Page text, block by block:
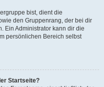
bist, dient die
den Gruppenrang, der bei dir
Ein Administrator kann dir die
persönlichen Bereich selbst
Startseite?